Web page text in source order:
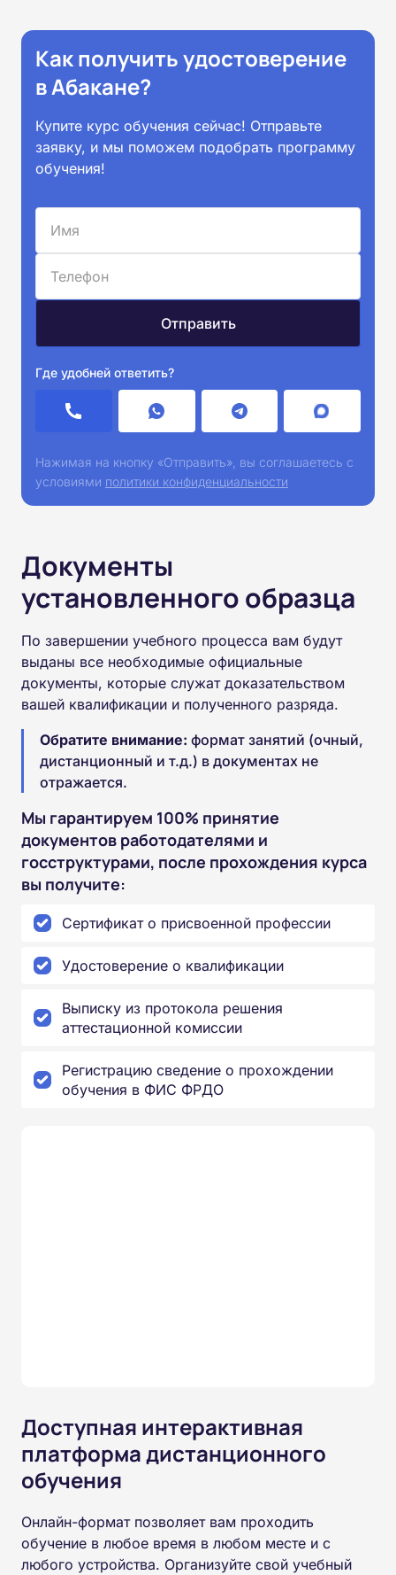
Как получить удостоверение
в Абакане?
Купите курс обучения сейчас! Отправьте
заявку, и мы поможем подобрать программу
обучения!
Где удобней ответить?
Нажимая на кнопку «Отправить», вы соглашаетесь с
условиями политики конфиденциальности
Документы
установленного образца
По завершении учебного процесса вам будут
выданы все необходимые официальные
документы, которые служат доказательством
вашей квалификации и полученного разряда.
Обратите внимание: формат занятий (очный,
дистанционный и т.д.) в документах не
отражается.
Мы гарантируем 100% принятие
документов работодателями и
госструктурами, после прохождения курса
вы получите:
Сертификат о присвоенной профессии
Удостоверение о квалификации
Выписку из протокола решения
аттестационной комиссии
Регистрацию сведение о прохождении
обучения в ФИС ФРДО
Доступная интерактивная
платформа дистанционного
обучения
Онлайн-формат позволяет вам проходить
обучение в любое время в любом месте и с
любого устройства. Организуйте свой учебный